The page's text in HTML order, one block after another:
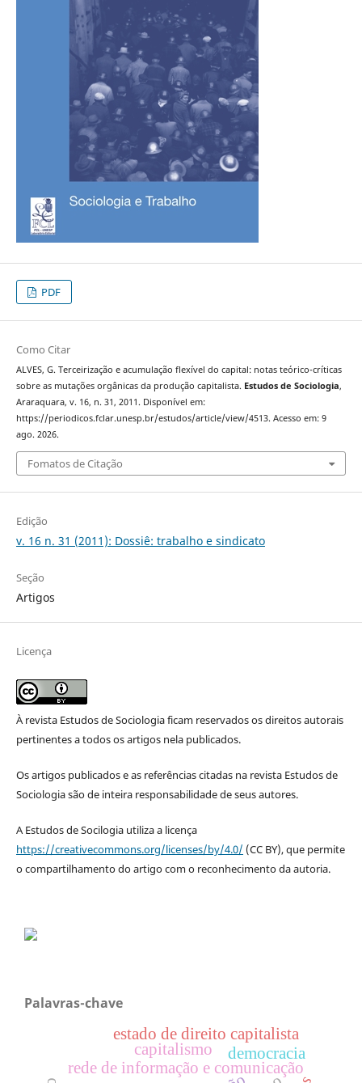
PDF
Como Citar
ALVES, G. Terceirização e acumulação flexível do capital: notas teórico-críticas
sobre as mutações orgânicas da produção capitalista. Estudos de Sociologia,
Araraquara, v. 16, n. 31, 2011. Disponível em:
https://periodicos.fclar.unesp.br/estudos/article/view/4513. Acesso em: 9
ago. 2026.
Fomatos de Citação
Edição
v. 16 n. 31 (2011): Dossiê: trabalho e sindicato
Seção
Artigos
Licença
À revista Estudos de Sociologia ficam reservados os direitos autorais
pertinentes a todos os artigos nela publicados.
Os artigos publicados e as referências citadas na revista Estudos de
Sociologia são de inteira responsabilidade de seus autores.
A Estudos de Socilogia utiliza a licença
https://creativecommons.org/licenses/by/4.0/ (CC BY), que permite
o compartilhamento do artigo com o reconhecimento da autoria.
Palavras-chave
rede de informação e comunicação
capitalismo
estado de direito capitalista
democracia